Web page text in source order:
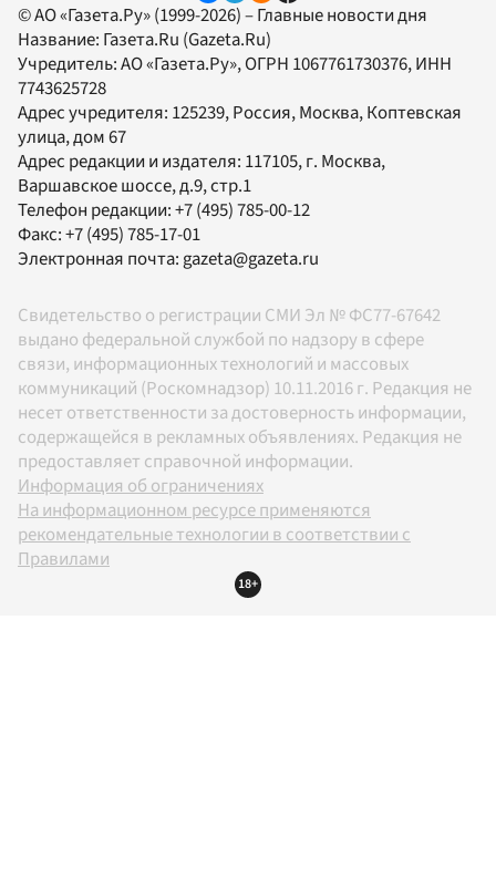
© АО «Газета.Ру» (1999-2026) – Главные новости дня
Название: Газета.Ru (Gazeta.Ru)
Учредитель:АО «Газета.Ру», ОГРН 1067761730376, ИНН
7743625728
Адрес учредителя: 125239, Россия, Москва, Коптевская
улица, дом 67
Адрес редакции и издателя: 117105, г. Москва,
Варшавское шоссе, д.9, стр.1
Телефон редакции:+7 (495) 785-00-12
Факс:+7 (495) 785-17-01
Электронная почта:gazeta@gazeta.ru
Свидетельство о регистрации СМИ Эл № ФС77-67642
выдано федеральной службой по надзору в сфере
связи, информационных технологий и массовых
коммуникаций (Роскомнадзор) 10.11.2016 г. Редакция не
несет ответственности за достоверность информации,
содержащейся в рекламных объявлениях. Редакция не
предоставляет справочной информации.
Информация об ограничениях
На информационном ресурсе применяются
рекомендательные технологии в соответствии с
Правилами
18+